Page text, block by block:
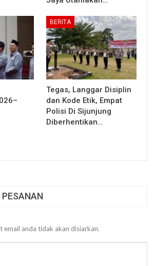
BERITA
Tegas, Langgar Disiplin
dan Kode Etik, Empat
Polisi Di Sijunjung
Diberhentikan…
email anda tidak akan disiarkan.